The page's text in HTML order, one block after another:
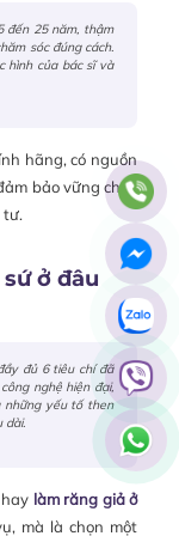
đến 25 năm, thậm
sóc đúng cách.
hình của bác sĩ và
hãng, có nguồn
bảo vững chắc
tư.
ở đâu
đủ 6 tiêu chí đã
nghệ hiện đại,
những yếu tố then
dài.
làm răng giả ở
mà là chọn một